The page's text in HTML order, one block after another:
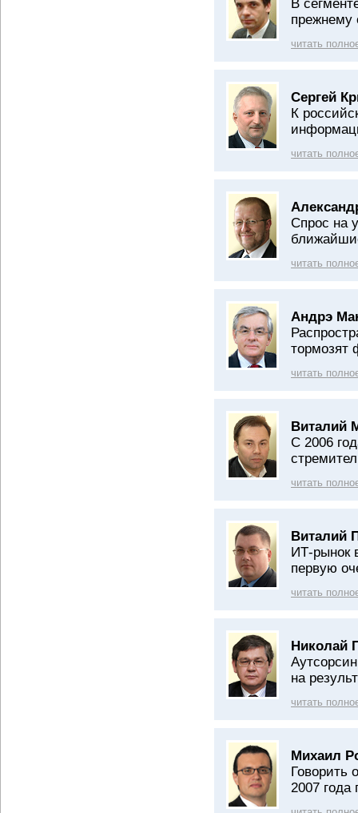
В
прежнему
читать
Сергей
К
читать
Спрос на
читать
Андрэ
тормозят
читать
Виталий
С 2006
читать
Виталий
ИТ-рынок
первую
читать
Николай
на
читать
Михаил
Говорить
2007 года